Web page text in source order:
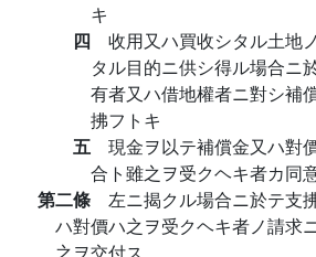
キ
四 收用又ハ買收シタル土地
タル目的ニ供シ得ル場合ニ
有者又ハ借地權者ニ對シ補
拂フトキ
五 現金ヲ以テ補償金又ハ對
合ト雖之ヲ受クヘキ者カ同
第二條 左ニ揭クル場合ニ於テ支
ハ對價ハ之ヲ受クヘキ者ノ請求